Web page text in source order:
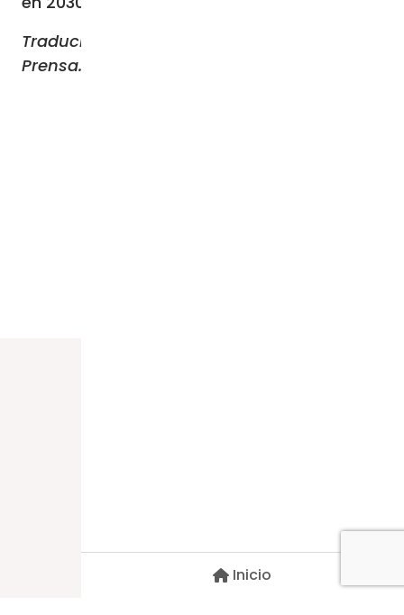
Traducido y adaptado por el equipo de ACI
Prensa. Publicado originalmente en
Inicio